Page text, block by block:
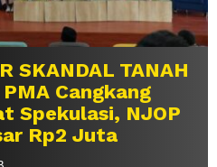
SKANDAL TANAH
PMA Cangkang
Spekulasi, NJOP
Rp2 Juta